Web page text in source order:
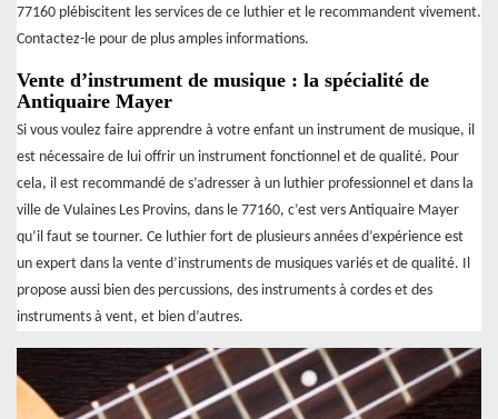
77160 plébiscitent les services de ce luthier et le recommandent vivement.
Contactez-le pour de plus amples informations.
Vente d’instrument de musique : la spécialité de
Antiquaire Mayer
Si vous voulez faire apprendre à votre enfant un instrument de musique, il
est nécessaire de lui offrir un instrument fonctionnel et de qualité. Pour
cela, il est recommandé de s’adresser à un luthier professionnel et dans la
ville de Vulaines Les Provins, dans le 77160, c’est vers Antiquaire Mayer
qu’il faut se tourner. Ce luthier fort de plusieurs années d’expérience est
un expert dans la vente d’instruments de musiques variés et de qualité. Il
propose aussi bien des percussions, des instruments à cordes et des
instruments à vent, et bien d’autres.